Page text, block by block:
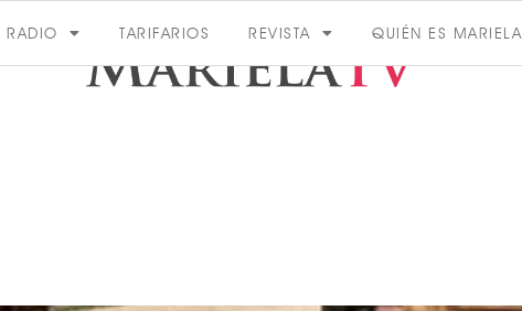
RADIO TARIFARIOS REVISTA QUIÉN ES MARIELA